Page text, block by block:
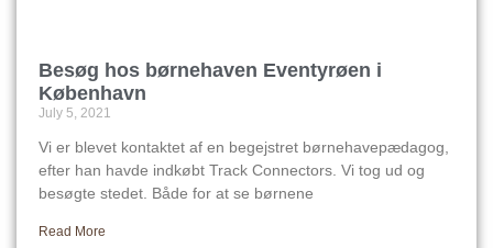
Besøg hos børnehaven Eventyrøen i
København
July 5, 2021
Vi er blevet kontaktet af en begejstret børnehavepædagog,
efter han havde indkøbt Track Connectors. Vi tog ud og
besøgte stedet. Både for at se børnene
Read More